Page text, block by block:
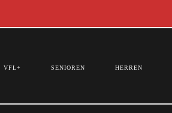
VFL+ SENIOREN HERREN